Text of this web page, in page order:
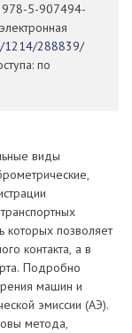
5-907494-
1214/288839/
по
виды
которых позволяет
контакта, а в
Подробно
машин и
эмиссии (АЭ).
метода,